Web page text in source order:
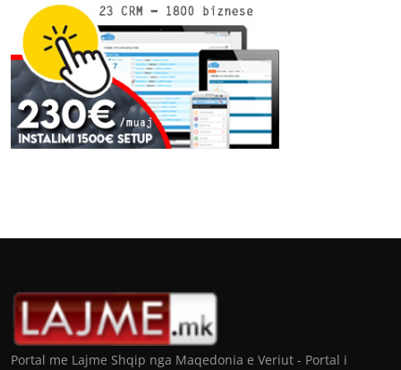
Portal me Lajme Shqip nga Maqedonia e Veriut - Portal i